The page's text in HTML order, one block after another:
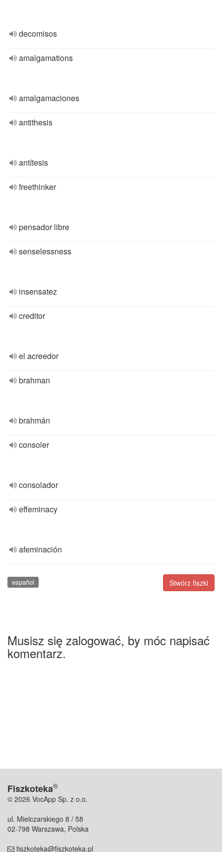
decomisos
amalgamations
amalgamaciones
antithesis
antítesis
freethinker
pensador libre
senselessness
insensatez
creditor
el acreedor
brahman
brahmán
consoler
consolador
effeminacy
afeminación
Stwórz fiszki
español
Musisz się zalogować, by móc napisać
komentarz.
Fiszkoteka®
© 2026 VocApp Sp. z o.o.
ul. Mielczarskiego 8 / 58
02-798 Warszawa, Polska
fiszkoteka@fiszkoteka.pl